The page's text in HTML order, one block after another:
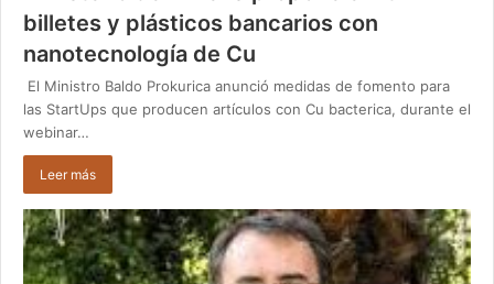
billetes y plásticos bancarios con
nanotecnología de Cu
El Ministro Baldo Prokurica anunció medidas de fomento para
las StartUps que producen artículos con Cu bacterica, durante el
webinar…
Leer más